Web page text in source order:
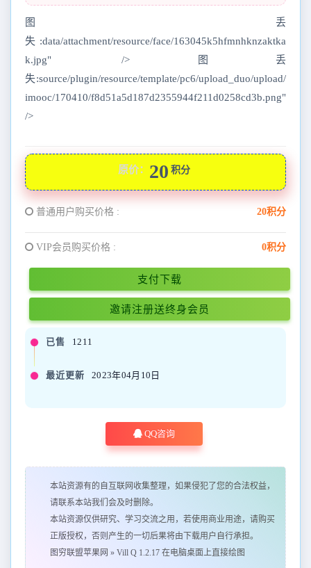
图丢
失:data/attachment/resource/face/163045k5hfmnhknzaktka
k.jpg" />图丢
失:source/plugin/resource/template/pc6/upload_duo/upload/
imooc/170410/f8d51a5d187d2355944f211d0258cd3b.png"
/>
原价： 20 积分
普通用户购买价格 : 20积分
VIP会员购买价格 : 0积分
支付下载
邀请注册送终身会员
已售 1211
最近更新 2023年04月10日
QQ咨询
本站资源有的自互联网收集整理，如果侵犯了您的合法权益，
请联系本站我们会及时删除。
本站资源仅供研究、学习交流之用，若使用商业用途，请购买
正版授权，否则产生的一切后果将由下载用户自行承担。
图穷联盟苹果网 » Vill Q 1.2.17 在电脑桌面上直接绘图